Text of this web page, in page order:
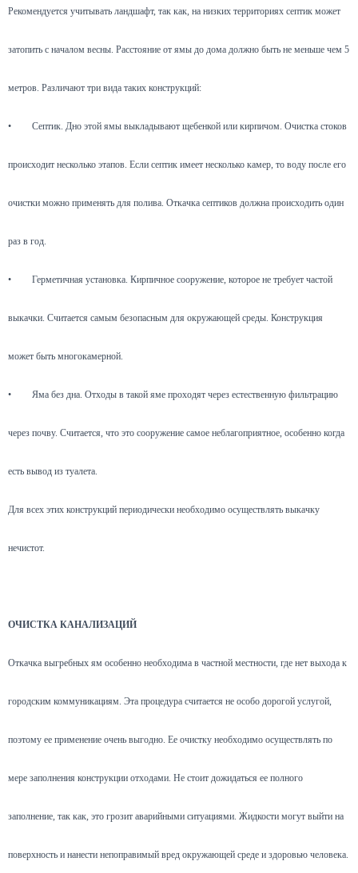
Рекомендуется учитывать ландшафт, так как, на низких территориях септик может
затопить с началом весны. Расстояние от ямы до дома должно быть не меньше чем 5
метров. Различают три вида таких конструкций:
• Септик. Дно этой ямы выкладывают щебенкой или кирпичом. Очистка стоков
происходит несколько этапов. Если септик имеет несколько камер, то воду после его
очистки можно применять для полива. Откачка септиков должна происходить один
раз в год.
• Герметичная установка. Кирпичное сооружение, которое не требует частой
выкачки. Считается самым безопасным для окружающей среды. Конструкция
может быть многокамерной.
• Яма без дна. Отходы в такой яме проходят через естественную фильтрацию
через почву. Считается, что это сооружение самое неблагоприятное, особенно когда
есть вывод из туалета.
Для всех этих конструкций периодически необходимо осуществлять выкачку
нечистот.
ОЧИСТКА КАНАЛИЗАЦИЙ
Откачка выгребных ям особенно необходима в частной местности, где нет выхода к
городским коммуникациям. Эта процедура считается не особо дорогой услугой,
поэтому ее применение очень выгодно. Ее очистку необходимо осуществлять по
мере заполнения конструкции отходами. Не стоит дожидаться ее полного
заполнение, так как, это грозит аварийными ситуациями. Жидкости могут выйти на
поверхность и нанести непоправимый вред окружающей среде и здоровью человека.